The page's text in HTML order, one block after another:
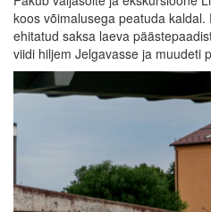
koos võimalusega peatuda
ehitatud saksa laeva
viidi hiljem Jelgavasse ja muudeti